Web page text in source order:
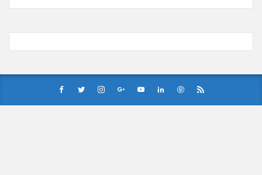
お知らせ
【中国】処理水の問題化狙うも不発？ASEAN関連会合で賛同